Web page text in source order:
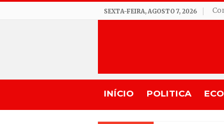
SEXTA-FEIRA, AGOSTO 7, 2026
INÍCIO POLITICA